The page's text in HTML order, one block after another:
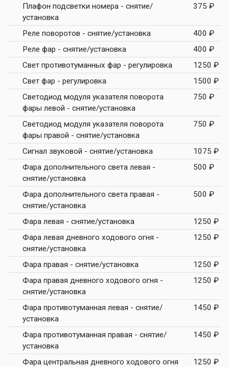
Плафон подсветки номера - снятие/
установка
375 ₽
Реле поворотов - снятие/установка
400 ₽
Реле фар - снятие/установка
400 ₽
Свет противотуманных фар - регулировка
1250 ₽
Свет фар - регулировка
1500 ₽
Светодиод модуля указателя поворота
фары левой - снятие/установка
750 ₽
Светодиод модуля указателя поворота
фары правой - снятие/установка
750 ₽
Сигнал звуковой - снятие/установка
1075 ₽
Фара дополнительного света левая -
снятие/установка
500 ₽
Фара дополнительного света правая -
снятие/установка
500 ₽
Фара левая - снятие/установка
1250 ₽
Фара левая дневного ходового огня -
снятие/установка
1250 ₽
Фара правая - снятие/установка
1250 ₽
Фара правая дневного ходового огня -
снятие/установка
1250 ₽
Фара противотуманная левая - снятие/
установка
1450 ₽
Фара противотуманная правая - снятие/
установка
1450 ₽
Фара центральная дневного ходового огня
1250 ₽